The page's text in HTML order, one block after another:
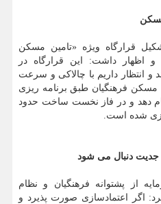
قرارگاه ویژه «تامین مسکن
اظهار داشت: این قرارگاه در
و انتظار داریم با چالاکی و سرعت
مسکن فرهنگیان طبق برنامه ریزی
دهد و در فاز نخست ساخت حدود
جدیت دنبال می شود
از پشتوانه فرهنگیان و نظام
اگر اعتمادسازی صورت پذیرد و